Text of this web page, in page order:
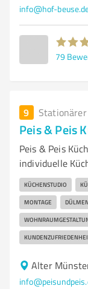
info@hof-
79
9
Peis & Peis
Peis & Peis
individuelle
KÜCHENSTUDIO
MONTAGE DÜLMEN
Alter